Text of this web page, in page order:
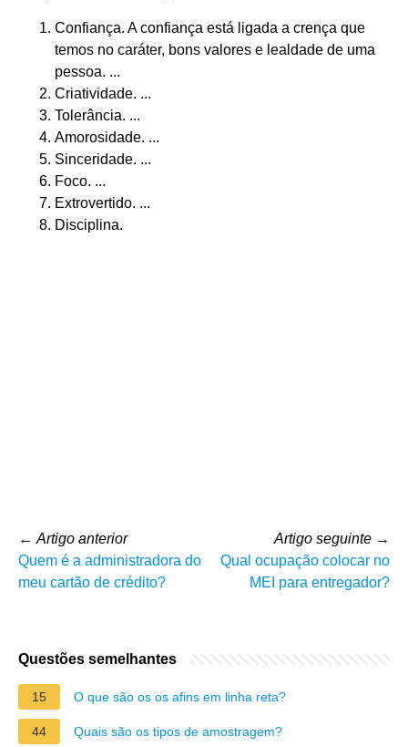
Confiança. A confiança está ligada a crença que
temos no caráter, bons valores e lealdade de uma
pessoa. ...
Criatividade. ...
Tolerância. ...
Amorosidade. ...
Sinceridade. ...
Foco. ...
Extrovertido. ...
Disciplina.
← Artigo anterior
Quem é a administradora do
meu cartão de crédito?
Artigo seguinte →
Qual ocupação colocar no
MEI para entregador?
Questões semelhantes
15 O que são os os afins em linha reta?
44 Quais são os tipos de amostragem?